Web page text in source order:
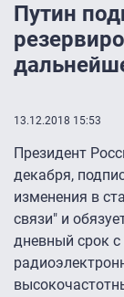
Путин
13.12.2018 15:53
Президент
декабря,
изменения в
связи" и
дневный срок с